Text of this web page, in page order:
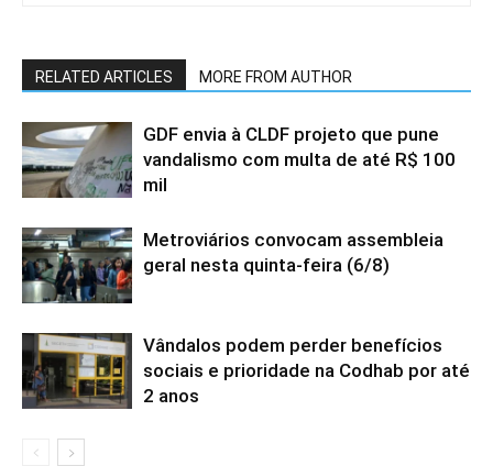
RELATED ARTICLES MORE FROM AUTHOR
GDF envia à CLDF projeto que pune
vandalismo com multa de até R$ 100
mil
Metroviários convocam assembleia
geral nesta quinta-feira (6/8)
Vândalos podem perder benefícios
sociais e prioridade na Codhab por até
2 anos